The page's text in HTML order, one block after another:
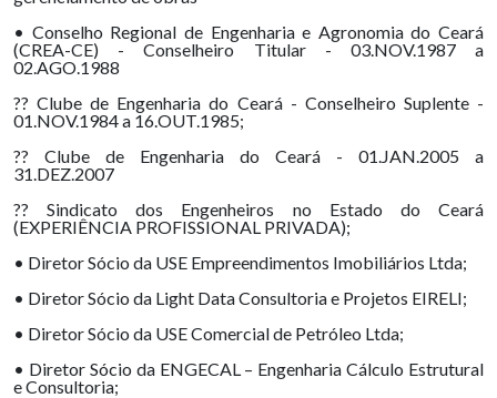
• Conselho Regional de Engenharia e Agronomia do Ceará
(CREA-CE) - Conselheiro Titular - 03.NOV.1987 a
02.AGO.1988
?? Clube de Engenharia do Ceará - Conselheiro Suplente -
01.NOV.1984 a 16.OUT.1985;
?? Clube de Engenharia do Ceará - 01.JAN.2005 a
31.DEZ.2007
?? Sindicato dos Engenheiros no Estado do Ceará
(EXPERIÊNCIA PROFISSIONAL PRIVADA);
• Diretor Sócio da USE Empreendimentos Imobiliários Ltda;
• Diretor Sócio da Light Data Consultoria e Projetos EIRELI;
• Diretor Sócio da USE Comercial de Petróleo Ltda;
• Diretor Sócio da ENGECAL – Engenharia Cálculo Estrutural
e Consultoria;